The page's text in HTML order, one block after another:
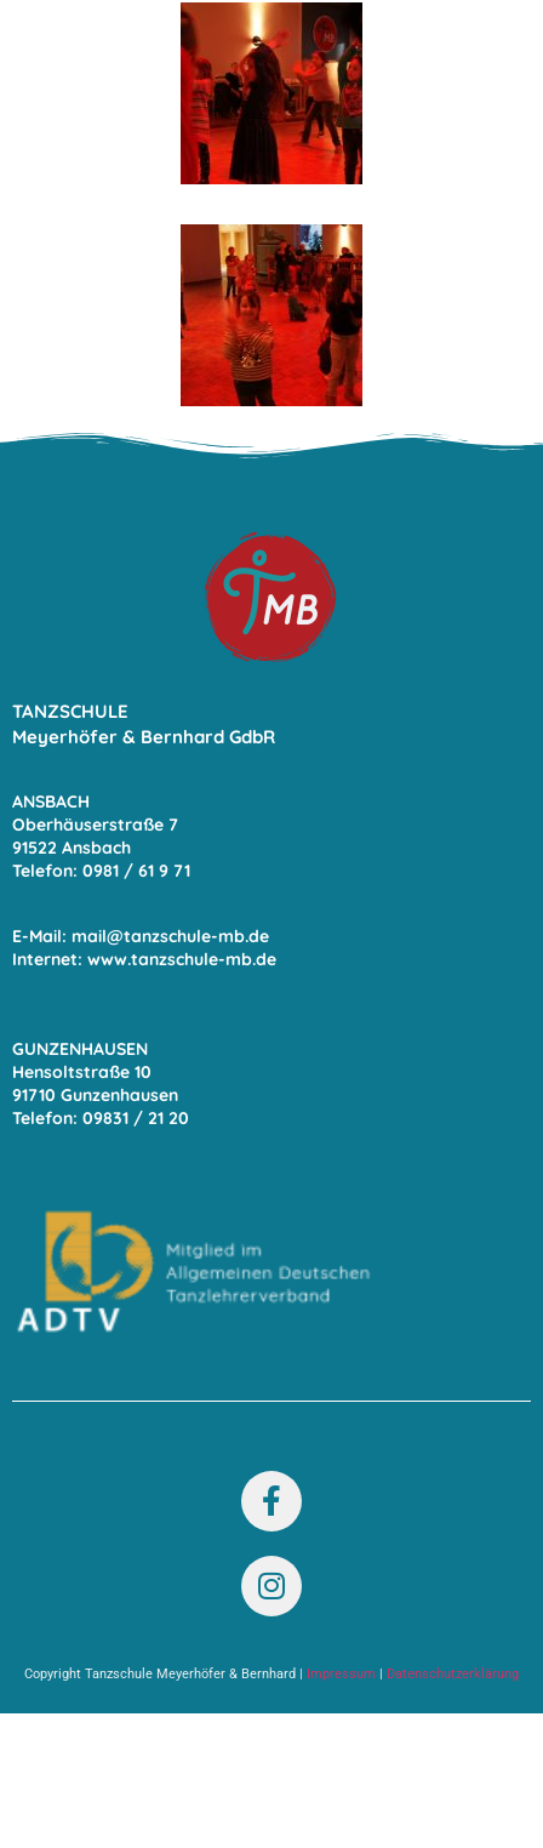
TANZSCHULE
Meyerhöfer & Bernhard GdbR
ANSBACH
Oberhäuserstraße 7
91522 Ansbach
Telefon: 0981 / 61 9 71
E-Mail: mail@tanzschule-mb.de
Internet: www.tanzschule-mb.de
GUNZENHAUSEN
Hensoltstraße 10
91710 Gunzenhausen
Telefon: 09831 / 21 20
Copyright Tanzschule Meyerhöfer & Bernhard | Impressum | Datenschutzerklärung